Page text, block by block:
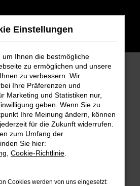
ERROR
Fehler aufgetreten.
Tipps, die dir helfen können:
Firewall und deine
zum Beispiel
Einstellungen
um Ihnen die bestmögliche
zu ermöglichen und unsere
zu verbessern. Wir
Ihre Präferenzen und
Marketing und Statistiken nur,
geben. Wenn Sie zu
Ihre Meinung ändern, können
für die Zukunft widerrufen.
zum Umfang der
Sie hier:
Cookie-Richtlinie
Cookies werden von uns eingesetzt: